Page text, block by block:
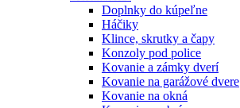
Doplnky do kúpeľne
Háčiky
Klince, skrutky a čapy
Konzoly pod police
Kovanie a zámky dverí
Kovanie na garážové dvere
Kovanie na okná